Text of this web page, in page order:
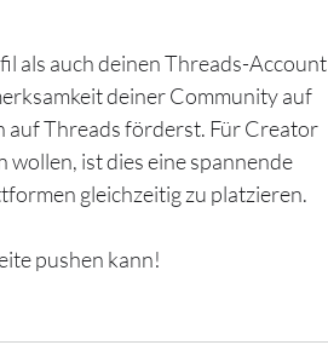
als auch deinen Threads-Account
deiner Community auf
auf Threads förderst. Für Creator
wollen, ist dies eine spannende
gleichzeitig zu platzieren.
pushen kann!